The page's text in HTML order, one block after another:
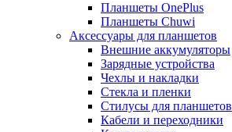
Планшеты OnePlus
Планшеты Chuwi
Аксессуары для планшетов
Внешние аккумуляторы
Зарядные устройства
Чехлы и накладки
Стекла и пленки
Стилусы для планшетов
Кабели и переходники